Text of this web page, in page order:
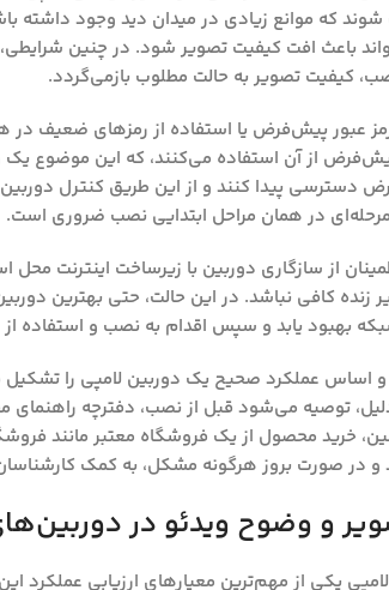
که موانع زیادی در میدان دید وجود داشته
باعث افت کیفیت تصویر شود. در چنین
کیفیت تصویر به حالت مطلوب بازمی‌گردد.
عبور پیش‌فرض یا استفاده از رمزهای ضعیف در
از آن استفاده می‌کنند، که این موضوع
پیدا کنند و از این طریق کنترل دوربین
مرحله‌ای در همان مراحل ابتدایی نصب ضروری است.
از سازگاری دوربین با زیرساخت اینترنت
زنده کافی نباشد. در این حالت، حتی بهترین
بهبود یابد و سپس اقدام به نصب و استفاده
و اساس عملکرد صحیح یک دوربین لامپی را
توصیه می‌شود قبل از نصب، دفترچه راهنمای
خرید محصول از یک فروشگاه معتبر مانند
و در صورت بروز هرگونه مشکل، به کمک
و وضوح ویدئو در
یکی از مهم‌ترین معیارهای ارزیابی عملکرد